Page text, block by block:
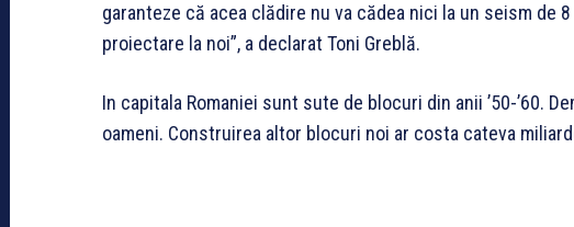
garanteze că acea clădire nu va cădea nici la un seism de
proiectare la noi”, a declarat Toni Greblă.
In capitala Romaniei sunt sute de blocuri din anii ’50-’60.
oameni. Construirea altor blocuri noi ar costa cateva